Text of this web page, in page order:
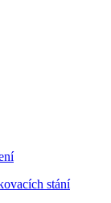
stání